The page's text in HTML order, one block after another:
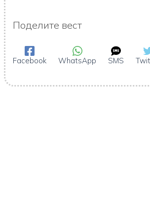
Поделите вест
Facebook WhatsApp SMS